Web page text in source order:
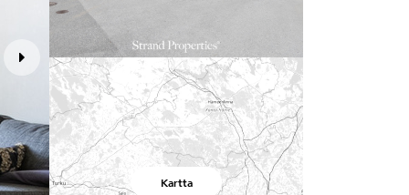
Kartta